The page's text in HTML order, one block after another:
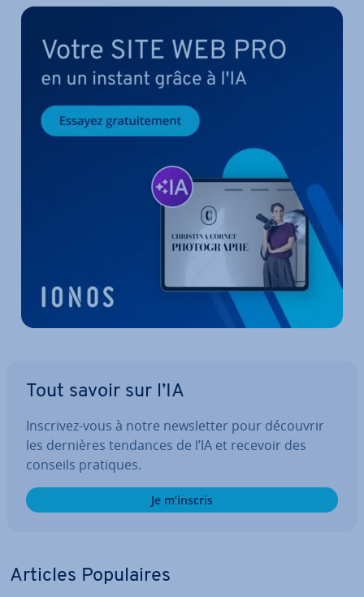
Tout savoir sur l’IA
Inscrivez-vous à notre news­let­ter pour découvrir
les dernières tendances de l’IA et recevoir des
conseils pratiques.
Je m’inscris
Articles Po­pu­laires